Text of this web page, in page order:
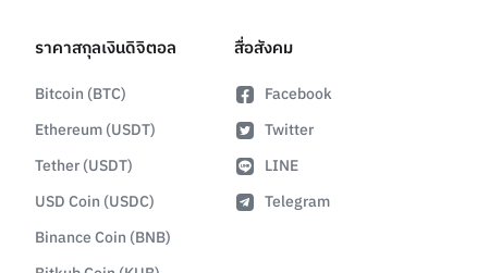
ราคาสกุลเงินดิจิตอล
Bitcoin (BTC)
Ethereum (USDT)
Tether (USDT)
USD Coin (USDC)
Binance Coin (BNB)
สื่อสังคม
Facebook
Twitter
LINE
Telegram